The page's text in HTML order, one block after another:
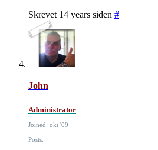
Skrevet 14 years siden #
John
Administrator
Joined: okt '09
Posts: